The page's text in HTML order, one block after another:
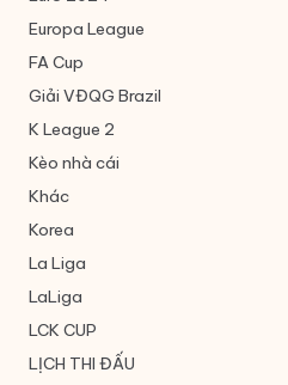
Europa League
FA Cup
Giải VĐQG Brazil
K League 2
Kèo nhà cái
Khác
Korea
La Liga
LaLiga
LCK CUP
LỊCH THI ĐẤU